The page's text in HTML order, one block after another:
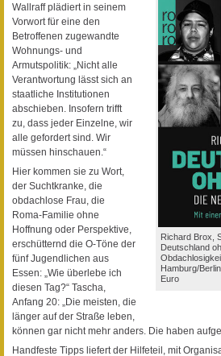
Richard Brox,
Deutschland
Hamburg/
Euro
Wallraff plädiert in seinem
Vorwort für eine den
Betroffenen zugewandte
Wohnungs- und
Armutspolitik: „Nicht alle
Verantwortung lässt sich an
staatliche Institutionen
abschieben. Insofern trifft
zu, dass jeder Einzelne, wir
alle gefordert sind. Wir
müssen hinschauen.“
Hier kommen sie zu Wort,
der Suchtkranke, die
obdachlose Frau, die
Roma-Familie ohne
Hoffnung oder Perspektive,
erschütternd die O-Töne der
fünf Jugendlichen aus
Essen: „Wie überlebe ich
diesen Tag?“ Tascha,
Anfang 20: „Die meisten, die
länger auf der Straße leben,
können gar nicht mehr anders. Die haben
Handfeste Tipps liefert der Hilfeteil, mit